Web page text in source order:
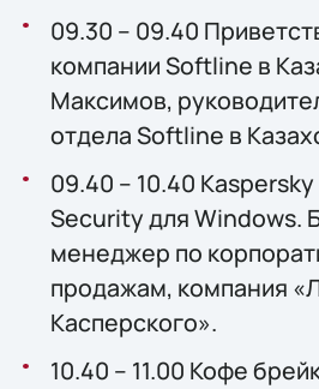
09.30 – 09.40
компании Softline в
Максимов,
отдела Softline в
09.40 – 10.40
Security для Windows.
менеджер по
продажам, компания
Касперского».
10.40 – 11.00 Кофе